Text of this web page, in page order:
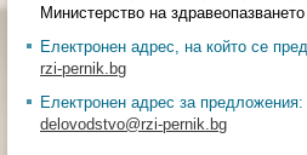
Министерство на здравеопазването
Електронен адрес, на който се
rzi-pernik.bg
Електронен адрес за предложения:
delovodstvo@rzi-pernik.bg